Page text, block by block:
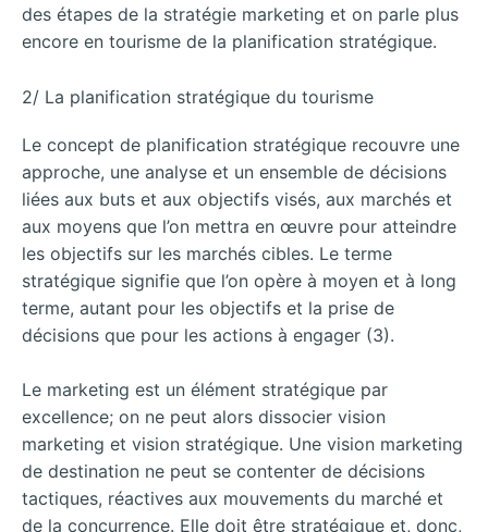
des étapes de la stratégie marketing et on parle plus
encore en tourisme de la planification stratégique.
2/ La planification stratégique du tourisme
Le concept de planification stratégique recouvre une
approche, une analyse et un ensemble de décisions
liées aux buts et aux objectifs visés, aux marchés et
aux moyens que l’on mettra en œuvre pour atteindre
les objectifs sur les marchés cibles. Le terme
stratégique signifie que l’on opère à moyen et à long
terme, autant pour les objectifs et la prise de
décisions que pour les actions à engager (3).
Le marketing est un élément stratégique par
excellence; on ne peut alors dissocier vision
marketing et vision stratégique. Une vision marketing
de destination ne peut se contenter de décisions
tactiques, réactives aux mouvements du marché et
de la concurrence. Elle doit être stratégique et, donc,